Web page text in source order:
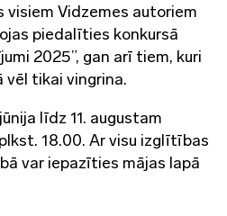
visiem Vidzemes autoriem
piedalīties konkursā
2025”, gan arī tiem, kuri
vēl tikai vingrina.
līdz 11. augustam
18.00. Ar visu izglītības
var iepazīties mājas lapā